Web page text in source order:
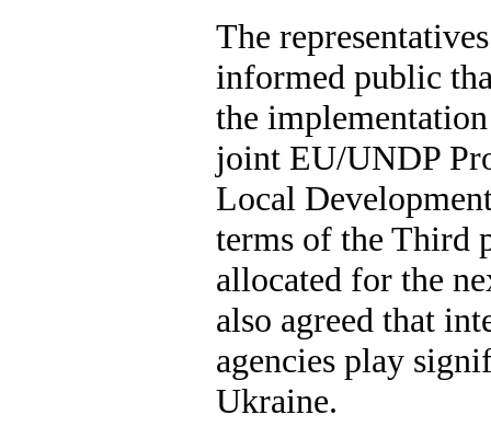
The
informed public
the
joint EU/UNDP
Local
terms of the Third
allocated for the
also agreed that
agencies play
Ukraine.